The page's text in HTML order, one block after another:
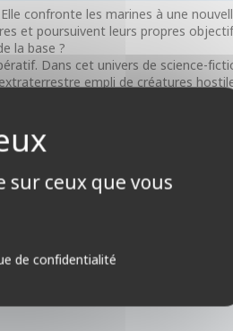
confronte les marines à une
et poursuivent leurs propres
la base ?
Dans cet univers de science-
empli de créatures
énorme défi pour les marines. Ils
de s’attaquer à vos propres
leur but. Lorsqu’ils sont pris pour
Ils font subir à leurs cibles des
par des artefacts uniques !
Evénement, Activation, Objet,
sur ceux que vous
de confidentialité